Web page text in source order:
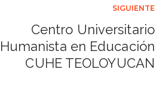
SIGUIENTE
Centro Universitario
Humanista en Educación
CUHE TEOLOYUCAN